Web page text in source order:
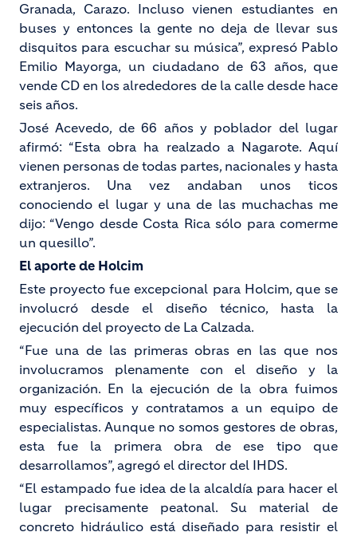
Granada, Carazo. Incluso vienen estudiantes en
buses y entonces la gente no deja de llevar sus
disquitos para escuchar su música”, expresó Pablo
Emilio Mayorga, un ciudadano de 63 años, que
vende CD en los alrededores de la calle desde hace
seis años.
José Acevedo, de 66 años y poblador del lugar
afirmó: “Esta obra ha realzado a Nagarote. Aquí
vienen personas de todas partes, nacionales y hasta
extranjeros. Una vez andaban unos ticos
conociendo el lugar y una de las muchachas me
dijo: “Vengo desde Costa Rica sólo para comerme
un quesillo”.
El aporte de Holcim
Este proyecto fue excepcional para Holcim, que se
involucró desde el diseño técnico, hasta la
ejecución del proyecto de La Calzada.
“Fue una de las primeras obras en las que nos
involucramos plenamente con el diseño y la
organización. En la ejecución de la obra fuimos
muy específicos y contratamos a un equipo de
especialistas. Aunque no somos gestores de obras,
esta fue la primera obra de ese tipo que
desarrollamos”, agregó el director del IHDS.
“El estampado fue idea de la alcaldía para hacer el
lugar precisamente peatonal. Su material de
concreto hidráulico está diseñado para resistir el